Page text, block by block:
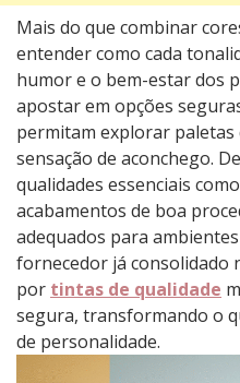
Mais do que combinar
entender como cada
humor e o bem-estar dos
apostar em opções
permitam explorar
sensação de aconchego.
qualidades essenciais
acabamentos de boa
adequados para
fornecedor já consolidado
por tintas de qualidade
segura, transformando o
de personalidade.